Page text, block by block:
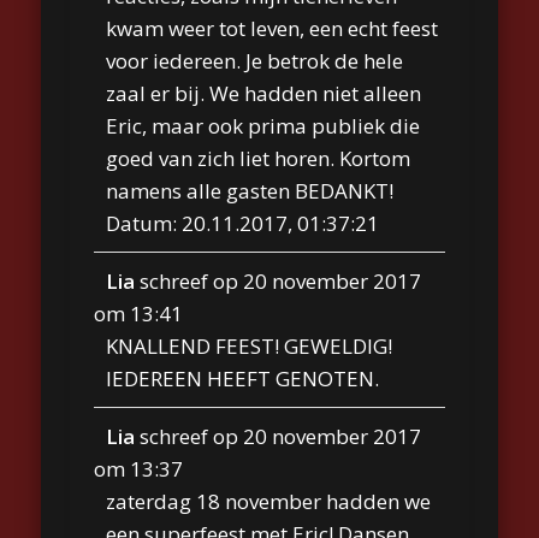
kwam weer tot leven, een echt feest
voor iedereen. Je betrok de hele
zaal er bij. We hadden niet alleen
Eric, maar ook prima publiek die
goed van zich liet horen. Kortom
namens alle gasten BEDANKT!
Datum: 20.11.2017, 01:37:21
Liaschreef op 20 november 2017
om 13:41
KNALLEND FEEST! GEWELDIG!
IEDEREEN HEEFT GENOTEN.
Liaschreef op 20 november 2017
om 13:37
zaterdag 18 november hadden we